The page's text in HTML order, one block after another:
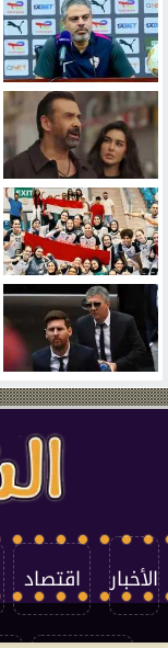
الأخبار اقتصاد